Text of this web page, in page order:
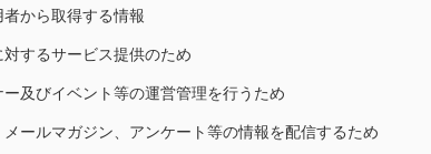
者から取得する情報
するサービス提供のため
及びイベント等の運営管理を行うため
ールマガジン、アンケート等の情報を配信するため